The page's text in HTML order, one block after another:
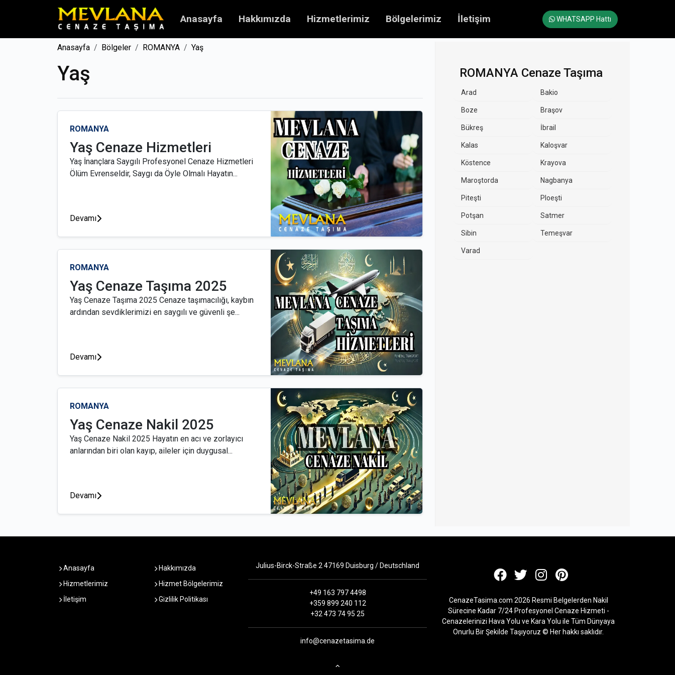
Anasayfa Hakkımızda Hizmetlerimiz Bölgelerimiz İletişim WHATSAPP Hattı
Anasayfa Bölgeler ROMANYA Yaş
Yaş
ROMANYA
Yaş Cenaze Hizmetleri
Yaş İnançlara Saygılı Profesyonel Cenaze Hizmetleri
Ölüm Evrenseldir, Saygı da Öyle Olmalı Hayatın...
Devamı
ROMANYA
Yaş Cenaze Taşıma 2025
Yaş Cenaze Taşıma 2025 Cenaze taşımacılığı, kaybın
ardından sevdiklerimizi en saygılı ve güvenli şe...
Devamı
ROMANYA
Yaş Cenaze Nakil 2025
Yaş Cenaze Nakil 2025 Hayatın en acı ve zorlayıcı
anlarından biri olan kayıp, aileler için duygusal...
Devamı
ROMANYA Cenaze Taşıma
Arad Bakio
Boze Braşov
Bükreş İbrail
Kalas Kaloşvar
Köstence Krayova
Maroştorda Nagbanya
Piteşti Ploeşti
Potşan Satmer
Sibin Temeşvar
Varad
Anasayfa
Hakkımızda
Hizmetlerimiz
Hizmet Bölgelerimiz
İletişim
Gizlilik Politikası
Julius-Birck-Straße 2 47169 Duisburg / Deutschland
+49 163 797 4498
+359 899 240 112
+32 473 74 95 25
info@cenazetasima.de
CenazeTasima.com 2026 Resmi Belgelerden Nakil
Sürecine Kadar 7/24 Profesyonel Cenaze Hizmeti -
Cenazelerinizi Hava Yolu ve Kara Yolu ile Tüm Dünyaya
Onurlu Bir Şekilde Taşıyoruz © Her hakkı saklıdır.